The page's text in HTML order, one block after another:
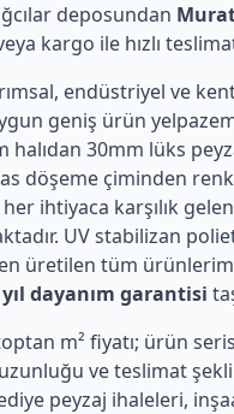
deposundan
kargo ile hızlı
endüstriyel ve
geniş ürün
halıdan 30mm lüks
döşeme çiminden
ihtiyaca karşılık
UV stabilizan
üretilen tüm
yıl dayanım garantisi
m² fiyatı; ürün
ve teslimat
peyzaj ihaleleri,